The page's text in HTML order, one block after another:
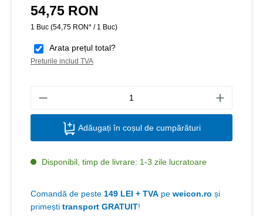
Preț obișnuit:
54,75 RON
1 Buc (54,75 RON* / 1 Buc)
Arata prețul total?
Preturile includ TVA
Adăugați în coșul de cumpărături
Disponibil, timp de livrare: 1-3 zile lucratoare
Comandă de peste 149 LEI + TVA pe weicon.ro și
primești transport GRATUIT!